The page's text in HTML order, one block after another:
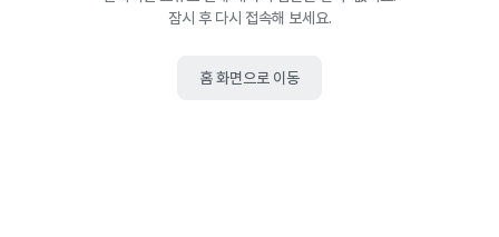
잠시 후 다시 접속해 보세요.
홈 화면으로 이동